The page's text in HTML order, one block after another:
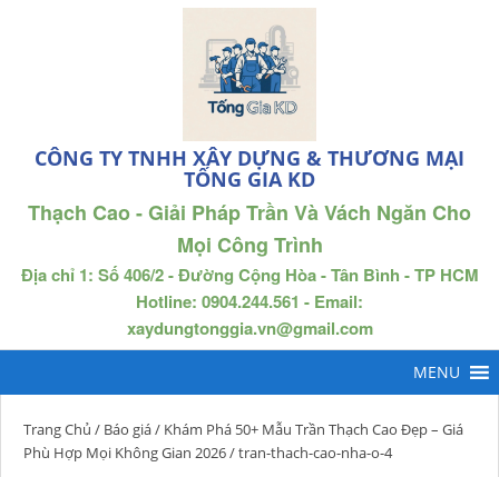
CÔNG TY TNHH XÂY DỰNG & THƯƠNG MẠI
TỐNG GIA KD
Thạch Cao - Giải Pháp Trần Và Vách Ngăn Cho
Mọi Công Trình
Địa chỉ 1: Số 406/2 - Đường Cộng Hòa - Tân Bình - TP HCM
Hotline: 0904.244.561 - Email:
xaydungtonggia.vn@gmail.com
Trang Chủ / Báo giá/ Khám Phá 50+ Mẫu Trần Thạch Cao Đẹp – Giá
Phù Hợp Mọi Không Gian 2026/ tran-thach-cao-nha-o-4